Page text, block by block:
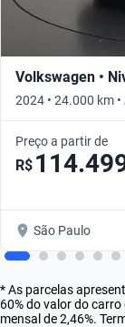
Volkswagen •
2024 • 24.000 km
Preço a partir de
R$
São Paulo
* As parcelas
60% do valor do
mensal de 2,46%.